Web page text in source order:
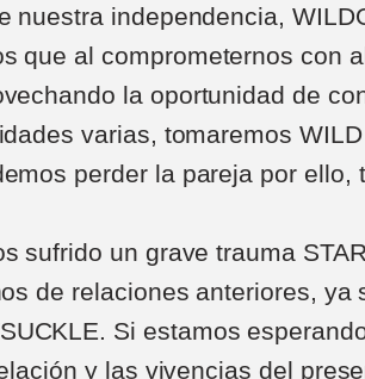
nuestra independencia,
que al comprometernos con
la oportunidad de
varias, tomaremos
perder la pareja por ello,
sufrido un grave trauma
de relaciones anteriores, ya
Si estamos
y las vivencias del